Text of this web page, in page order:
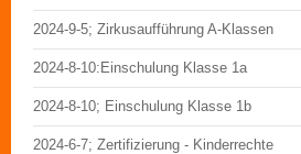
2024-9-5; Zirkusaufführung A-Klassen
2024-8-10:Einschulung Klasse 1a
2024-8-10; Einschulung Klasse 1b
2024-6-7; Zertifizierung - Kinderrechte